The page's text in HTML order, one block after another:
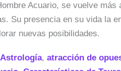
Acuario, se vuelve más
Su presencia en su vida la
nuevas posibilidades.
Astrología, atracción de